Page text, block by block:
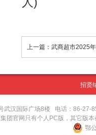
招贤
武汉国际广场8楼 电话：86-
集团官网只有个人PC版，其它版
鄂